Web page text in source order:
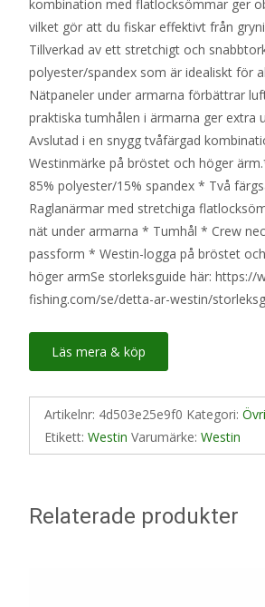
699 kr.599 kr.
kombination med flatlocksömmar ger
vilket gör att du fiskar effektivt från
Tillverkad av ett stretchigt och
polyester/spandex som är idealiskt för
Nätpaneler under armarna förbättrar
praktiska tumhålen i ärmarna ger extra
Avslutad i en snygg tvåfärgad
Westinmärke på bröstet och höger
85% polyester/15% spandex * Två
Raglanärmar med stretchiga
nät under armarna * Tumhål * Crew
passform * Westin-logga på bröstet
höger armSe storleksguide här: https://
fishing.com/se/detta-ar-westin/
Läs mera & köp
Artikelnr: 4d503e25e9f0 Kategori:
Etikett: Westin Varumärke: Westin
Relaterade produkter